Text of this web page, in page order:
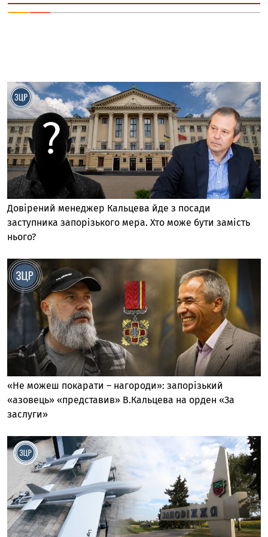
Довірений менеджер Кальцева йде з посади
заступника запорізького мера. Хто може бути замість
нього?
«Не можеш покарати – нагороди»: запорізький
«азовець» «представив» В.Кальцева на орден «За
заслуги»